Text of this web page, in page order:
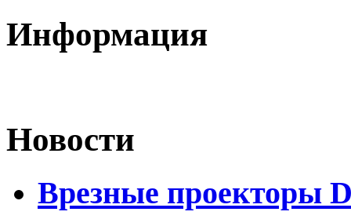
Информация
Новости
Врезные проекторы